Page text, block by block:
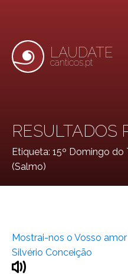
LAUDATE
canticos.pt
RESULTADOS
Etiqueta: 15º Domingo do
(Salmo)
Mostrai-nos o Vosso amor
Silvério Conceição